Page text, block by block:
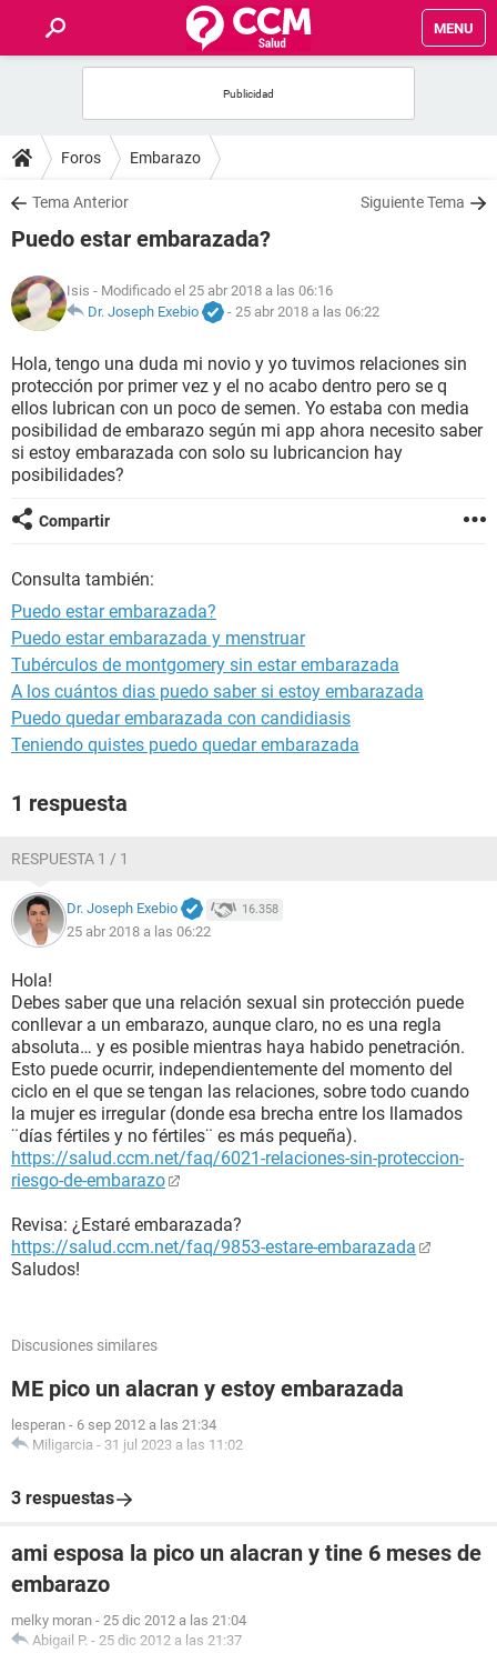
MENU
FOROS
SALUD
NUTRICIÓN
BIENESTAR
SEXUALIDAD
GLOSARIO
Foros Embarazo
Tema Anterior Siguiente Tema
Puedo estar embarazada?
Isis - Modificado el 25 abr 2018 a las 06:16
Dr. Joseph Exebio
- 25 abr 2018 a las 06:22
Hola, tengo una duda mi novio y yo tuvimos relaciones sin
protección por primer vez y el no acabo dentro pero se q
ellos lubrican con un poco de semen. Yo estaba con media
posibilidad de embarazo según mi app ahora necesito saber
si estoy embarazada con solo su lubricancion hay
posibilidades?
Compartir
Consulta también:
Puedo estar embarazada?
Puedo estar embarazada y menstruar
Tubérculos de montgomery sin estar embarazada
A los cuántos dias puedo saber si estoy embarazada
Puedo quedar embarazada con candidiasis
Teniendo quistes puedo quedar embarazada
1 respuesta
RESPUESTA 1 / 1
Dr. Joseph Exebio 16.358
25 abr 2018 a las 06:22
Hola!
Debes saber que una relación sexual sin protección puede
conllevar a un embarazo, aunque claro, no es una regla
absoluta… y es posible mientras haya habido penetración.
Esto puede ocurrir, independientemente del momento del
ciclo en el que se tengan las relaciones, sobre todo cuando
la mujer es irregular (donde esa brecha entre los llamados
¨días fértiles y no fértiles¨ es más pequeña).
https://salud.ccm.net/faq/6021-relaciones-sin-proteccion-
riesgo-de-embarazo
Revisa: ¿Estaré embarazada?
https://salud.ccm.net/faq/9853-estare-embarazada
Saludos!
Discusiones similares
ME pico un alacran y estoy embarazada
lesperan - 6 sep 2012 a las 21:34
Miligarcia - 31 jul 2023 a las 11:02
3 respuestas
ami esposa la pico un alacran y tine 6 meses de
embarazo
melky moran - 25 dic 2012 a las 21:04
Abigail P. - 25 dic 2012 a las 21:37